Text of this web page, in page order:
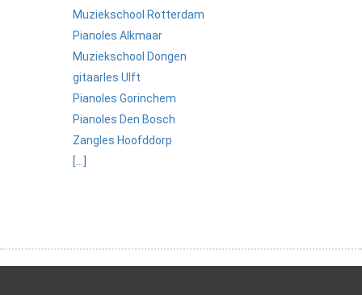
Muziekschool Rotterdam
Pianoles Alkmaar
Muziekschool Dongen
gitaarles Ulft
Pianoles Gorinchem
Pianoles Den Bosch
Zangles Hoofddorp
[...]